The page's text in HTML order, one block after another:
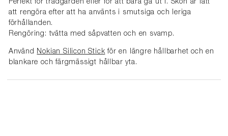
Perfekt för trädgården eller för att bara gå ut i. Skon är lätt
att rengöra efter att ha använts i smutsiga och leriga
förhållanden.
Rengöring: tvätta med såpvatten och en svamp.
Använd Nokian Silicon Stick för en längre hållbarhet och en
blankare och färgmässigt hållbar yta.